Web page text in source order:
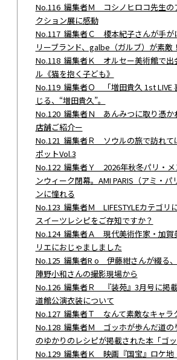
No.116 編集者Ｍ コシノヒロコ先生の
クション展に感動
No.117 編集者Ｃ 榎本紀子さんが手が
リーブランド、galbe（ガルブ）が素敵！
No.118 編集者Ｋ オルセー美術館で出
ル《猫を抱く子ども》
No.119 編集者Ｏ 「増田貴久 1st LIVE
じる、“増田貴久”。
No.120 編集者Ｎ あんみつに取り憑か
店舗ご紹介ー
No.121 編集者Ｒ ソウルの旅で訪れて
ポットVol.3
No.122 編集者Ｙ 2026年秋冬パリ・メ
ンウィーク閉幕。AMI PARIS（アミ・パ
ンに憧れる
No.123 編集者Ｍ LIFESTYLEカテゴリ
スイーツレシピをご存知ですか？
No.124 編集者Ａ 現代美術作家・加賀
リエにおじゃましました
No.125 編集者R o 伊藤紺さんが綴る
陣野小和さんの撮影現場から
No.126 編集者Ｒ 『装苑』3月号に掲
道館公演衣装について
No.127 編集者Ｔ なんて素敵なキャラ
No.128 編集者Ｍ ゴッホが歩んだ道の
のゆかりのレシピが掲載された本「ゴッ
No.129 編集者Ｋ 映画『国宝』ロケ地